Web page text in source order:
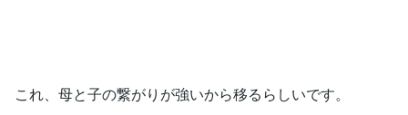
これ、母と子の繋がりが強いから移るらしいです。